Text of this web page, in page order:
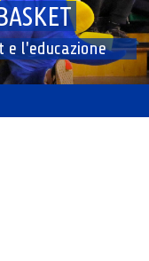
e l'educazione